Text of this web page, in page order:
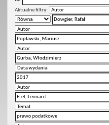
Aktualne filtry: